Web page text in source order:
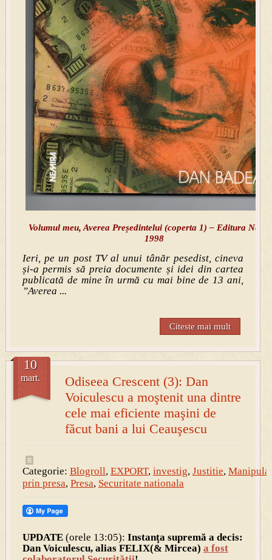
Volumul meu, Averea Președintelui (coperta 1) – Editura
1998
Ieri, pe un post TV al unui tânăr pesedist, cineva
și-a permis să preia documente și idei din cartea
publicată de mine în urmă cu mai bine de 13 ani,
”Averea ...
Citeste mai mult
Odiseea Crescent (3): Dan
Voiculescu a moştenit una dintre
cele mai eficiente maşini de
făcut bani a lui Ceauşescu
10
mart.
Categorie: Blogroll, EXPORT, investig, Justitie,
prin presa, Presa, Securitate nationala
UPDATE(orele 13:05): Instanţa supremă a decis:
Dan Voiculescu, alias FELIX(& Mircea) a fost